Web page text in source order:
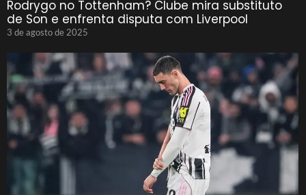
Rodrygo no Tottenham? Clube mira substituto
de Son e enfrenta disputa com Liverpool
3 de agosto de 2025